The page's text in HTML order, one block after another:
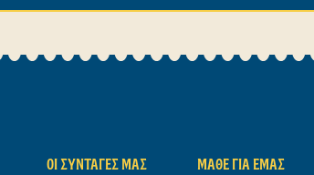
ΟΙ ΣΥΝΤΑΓΈΣ ΜΑΣ ΜΆΘΕ ΓΙΑ ΕΜΆΣ